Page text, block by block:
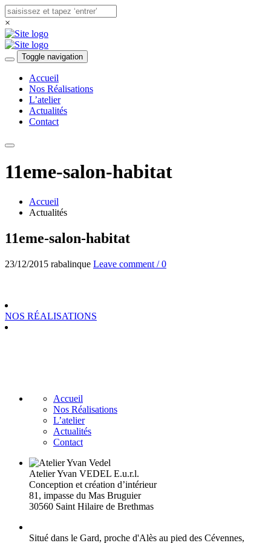
×
Toggle navigation
Accueil
Nos Réalisations
L’atelier
Actualités
Contact
11eme-salon-habitat
Accueil
Actualités
11eme-salon-habitat
23/12/2015 rabalinque Leave comment / 0
NOS RÉALISATIONS
Accueil
Nos Réalisations
L’atelier
Actualités
Contact
Atelier Yvan VEDEL E.u.r.l.
Conception et création d’intérieur
81, impasse du Mas Bruguier
30560 Saint Hilaire de Brethmas
Situé dans le Gard, proche d'Alès au pied des Cévennes,